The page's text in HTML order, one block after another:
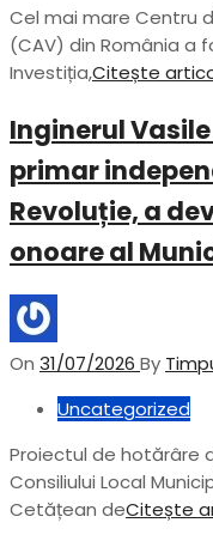
Cel mai mare Centru
(CAV) din România a
Investiția,Citește
Inginerul
primar
Revoluție, a
onoare al
On 31/07/2026 By
Uncategorized
Proiectul de hotărâre
Consiliului Local
Cetățean deCitește